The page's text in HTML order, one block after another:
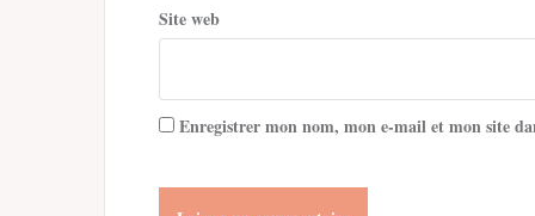
Site web
Enregistrer mon nom, mon e-mail et mon site